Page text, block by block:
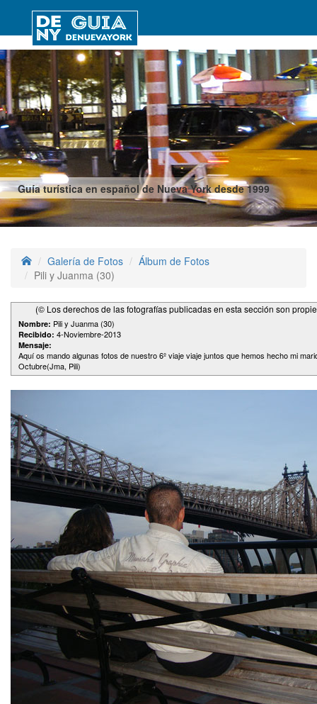
Guía turística en español de Nueva York desde 1999
Galería de Fotos
Álbum de Fotos
Pili y Juanma (30)
(© Los derechos de las fotografías publicadas en esta sección son
Nombre: Pili y Juanma (30)
Recibido: 4-Noviembre-2013
Mensaje:
Aquí os mando algunas fotos de nuestro 6º viaje viaje juntos que hemos hecho mi
Octubre(Jma, Pili)